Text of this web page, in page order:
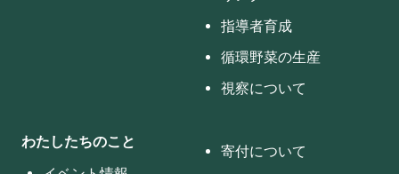
指導者育成
循環野菜の生産
視察について
わたしたちのこと
寄付について